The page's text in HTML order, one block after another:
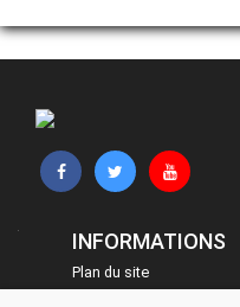
INFORMATIONS
Plan du site